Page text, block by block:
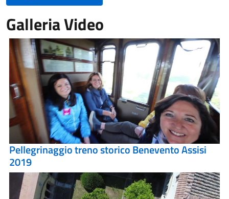
Galleria Video
Pellegrinaggio treno storico Benevento Assisi
2019